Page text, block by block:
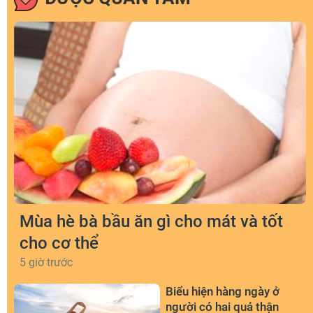
Mùa hè bà bầu ăn gì cho mát và tốt
cho cơ thể
5 giờ trước
Biểu hiện hàng ngày ở
người có hai quả thận